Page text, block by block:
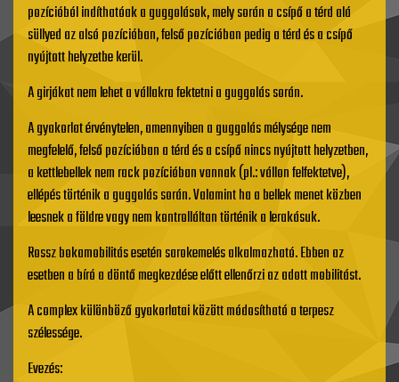
pozícióból indíthatóak a guggolások, mely során a csípő a térd alá
süllyed az alsó pozícióban, felső pozícióban pedig a térd és a csípő
nyújtott helyzetbe kerül.
A girjákat nem lehet a vállakra fektetni a guggolás során.
A gyakorlat érvénytelen, amennyiben a guggolás mélysége nem
megfelelő, felső pozícióban a térd és a csípő nincs nyújtott helyzetben,
a kettlebellek nem rack pozícióban vannak (pl.: vállon felfektetve),
ellépés történik a guggolás során. Valamint ha a bellek menet közben
leesnek a földre vagy nem kontrolláltan történik a lerakásuk.
Rossz bokamobilitás esetén sarokemelés alkalmazható. Ebben az
esetben a bíró a döntő megkezdése előtt ellenőrzi az adott mobilitást.
A complex különböző gyakorlatai között módosítható a terpesz
szélessége.
Evezés: